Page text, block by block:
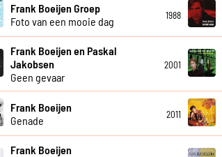
Frank Boeijen Groep
Foto van een mooie dag
1988
Frank Boeijen en Paskal
Jakobsen
Geen gevaar
2001
Frank Boeijen
Genade
2011
Frank Boeijen